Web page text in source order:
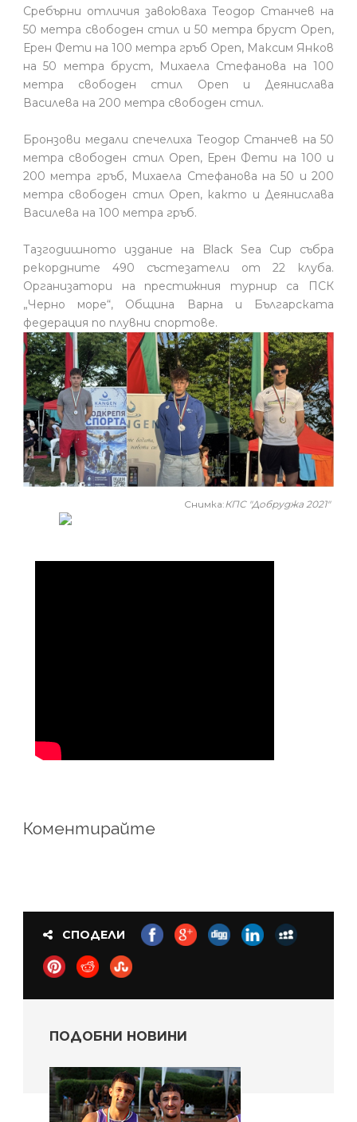
Сребърни отличия завоюваха Теодор Станчев на
50 метра свободен стил и 50 метра бруст Open,
Ерен Фети на 100 метра гръб Open, Максим Янков
на 50 метра бруст, Михаела Стефанова на 100
метра свободен стил Open и Деянислава
Василева на 200 метра свободен стил.
Бронзови медали спечелиха Теодор Станчев на 50
метра свободен стил Open, Ерен Фети на 100 и
200 метра гръб, Михаела Стефанова на 50 и 200
метра свободен стил Open, както и Деянислава
Василева на 100 метра гръб.
Тазгодишното издание на Black Sea Cup събра
рекордните 490 състезатели от 22 клуба.
Организатори на престижния турнир са ПСК
„Черно море“, Община Варна и Българската
федерация по плувни спортове.
Снимка:КПС "Добруджа 2021"
Коментирайте
СПОДЕЛИ
ПОДОБНИ НОВИНИ